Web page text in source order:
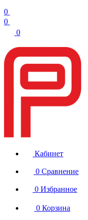
0
0
0
Кабинет
0 Сравнение
0 Избранное
0 Корзина